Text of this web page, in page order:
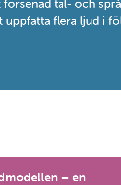
tal- och
flera ljud i
– en